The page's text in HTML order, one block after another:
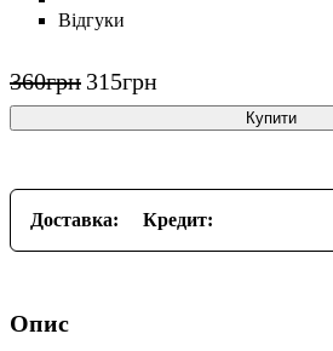
Відгуки
360грн 315грн
Купити
Доставка: Кредит:
Опис